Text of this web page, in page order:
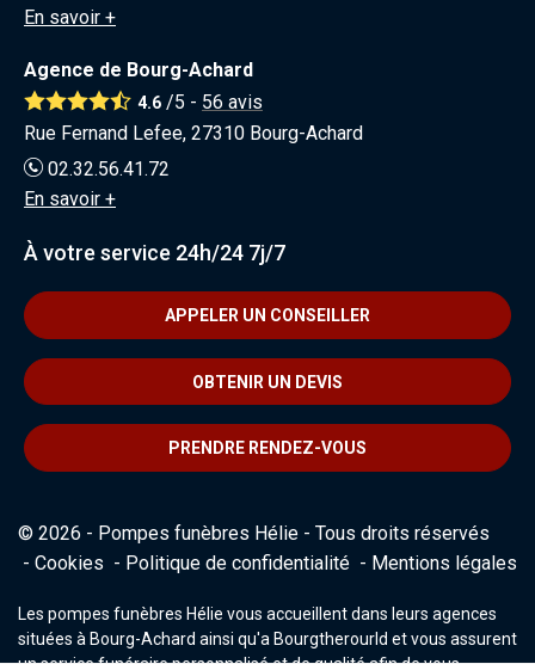
En savoir +
Agence de Bourg-Achard
4.6 /5 - 56 avis
Rue Fernand Lefee, 27310 Bourg-Achard
02.32.56.41.72
En savoir +
À votre service 24h/24 7j/7
APPELER UN CONSEILLER
OBTENIR UN DEVIS
PRENDRE RENDEZ-VOUS
© 2026 - Pompes funèbres Hélie - Tous droits réservés
Cookies
Politique de confidentialité Mentions légales
Les pompes funèbres Hélie vous accueillent dans leurs agences
situées à Bourg-Achard ainsi qu'a Bourgtherourld et vous assurent